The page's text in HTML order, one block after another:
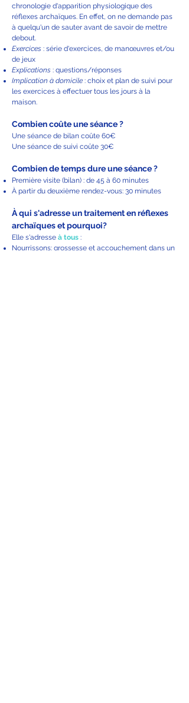
chronologie d'apparition physiologique des
réflexes archaïques. En effet, on ne demande pas
à quelqu'un de sauter avant de savoir de mettre
debout.
Exercices : série d'exercices, de manœuvres et/ou
de jeux
Explications : questions/réponses
Implication à domicile : choix et plan de suivi pour
les exercices à effectuer tous les jours à la
maison.
Combien coûte une séance ?
Une séance de bilan coûte 60€
Une séance de suivi coûte 30€
Combien de temps dure une séance ?
Première visite (bilan) : de 45 à 60 minutes
À partir du deuxième rendez-vous: 30 minutes
À qui s'adresse un traitement en réflexes
archaïques et pourquoi?
Elle s'adresse à tous :
Nourrissons: grossesse et accouchement dans un